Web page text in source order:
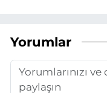
Yorumlar